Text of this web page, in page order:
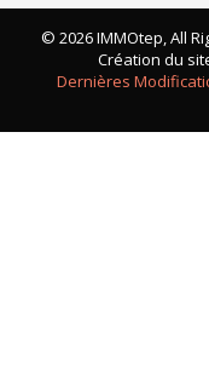
© 2026 IMMOtep, All
Création du
Dernières